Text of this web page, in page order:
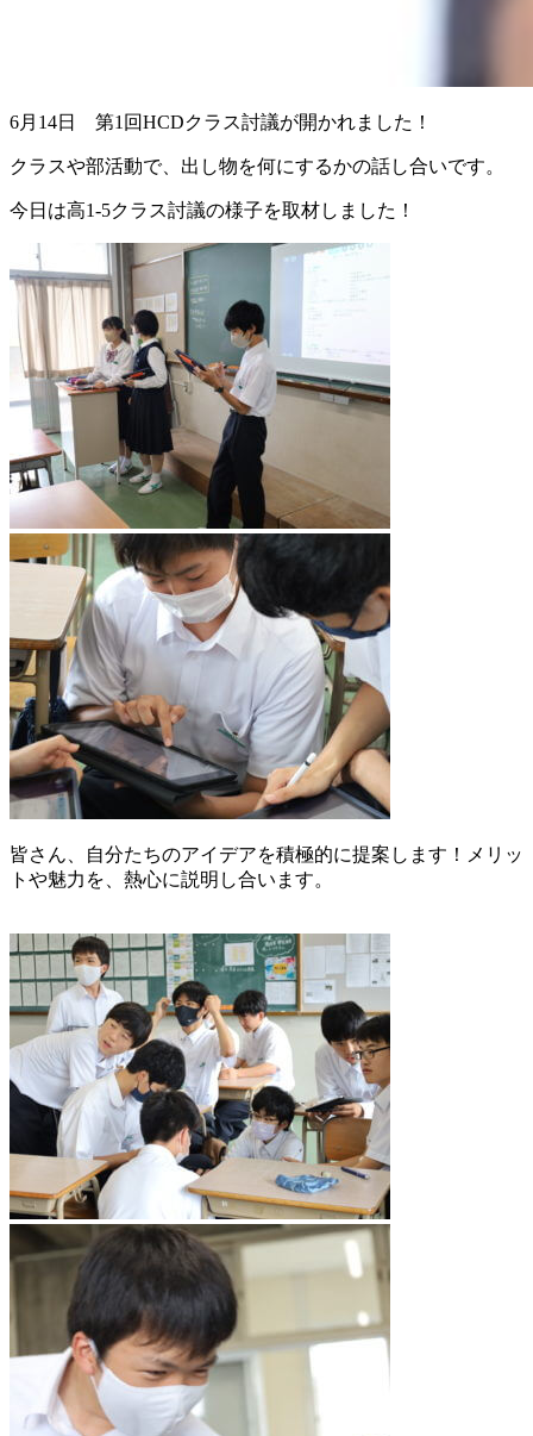
6月14日 第1回HCDクラス討議が開かれました！
クラスや部活動で、出し物を何にするかの話し合いです。
今日は高1-5クラス討議の様子を取材しました！
皆さん、自分たちのアイデアを積極的に提案します！メリッ
トや魅力を、熱心に説明し合います。